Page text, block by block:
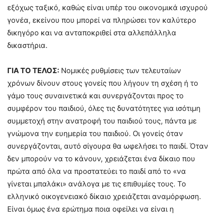
εξόχως ταξικό, καθώς είναι υπέρ του οικονομικά ισχυρού
γονέα, εκείνου που μπορεί να πληρώσει τον καλύτερο
δικηγόρο και να ανταποκριθεί στα αλλεπάλληλα
δικαστήρια.
ΓΙΑ ΤΟ ΤΕΛΟΣ: Νομικές ρυθμίσεις των τελευταίων
χρόνων δίνουν στους γονείς που λήγουν τη σχέση ή το
γάμο τους συναινετικά και συνεργάζονται προς το
συμφέρον του παιδιού, όλες τις δυνατότητες για ισότιμη
συμμετοχή στην ανατροφή του παιδιού τους, πάντα με
γνώμονα την ευημερία του παιδιού. Οι γονείς όταν
συνεργάζονται, αυτό σίγουρα θα ωφελήσει το παιδί. Όταν
δεν μπορούν να το κάνουν, χρειάζεται ένα δίκαιο που
πρώτα από όλα να προστατεύει το παιδί από το «να
γίνεται μπαλάκι» ανάλογα με τις επιθυμίες τους. Το
ελληνικό οικογενειακό δίκαιο χρειάζεται αναμόρφωση.
Είναι όμως ένα ερώτημα ποια οφείλει να είναι η